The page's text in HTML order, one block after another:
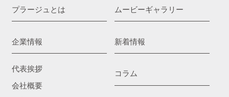
プラージュとは
企業情報
代表挨拶
会社概要
ムービーギャラリー
新着情報
コラム